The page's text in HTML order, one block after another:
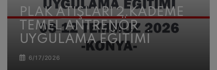
PLAK ATIŞLARI 2.KADEME
TEMEL ANTRENÖR
UYGULAMA EĞİTİMİ
6/17/2026